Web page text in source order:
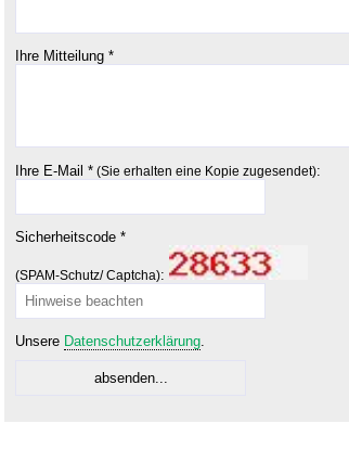
Ihre Mitteilung *
Ihre E-Mail * (Sie erhalten eine Kopie zugesendet):
Sicherheitscode *
(SPAM-Schutz/ Captcha):
Unsere Datenschutzerklärung.